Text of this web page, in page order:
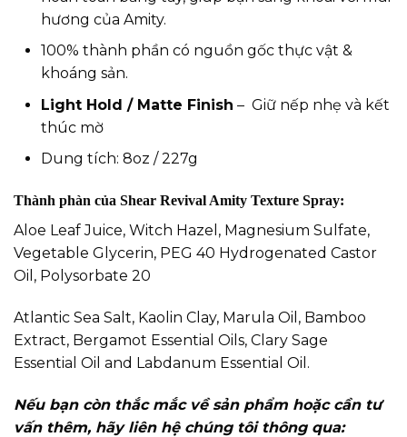
hương của Amity.
100% thành phần có nguồn gốc thực vật &
khoáng sản.
Light Hold / Matte Finish – Giữ nếp nhẹ và kết
thúc mờ
Dung tích: 8oz / 227g
Thành phàn của Shear Revival Amity Texture Spray:
Aloe Leaf Juice, Witch Hazel, Magnesium Sulfate,
Vegetable Glycerin, PEG 40 Hydrogenated Castor
Oil, Polysorbate 20
Atlantic Sea Salt, Kaolin Clay, Marula Oil, Bamboo
Extract, Bergamot Essential Oils, Clary Sage
Essential Oil and Labdanum Essential Oil.
Nếu bạn còn thắc mắc về sản phẩm hoặc cần tư
vấn thêm, hãy liên hệ chúng tôi thông qua: